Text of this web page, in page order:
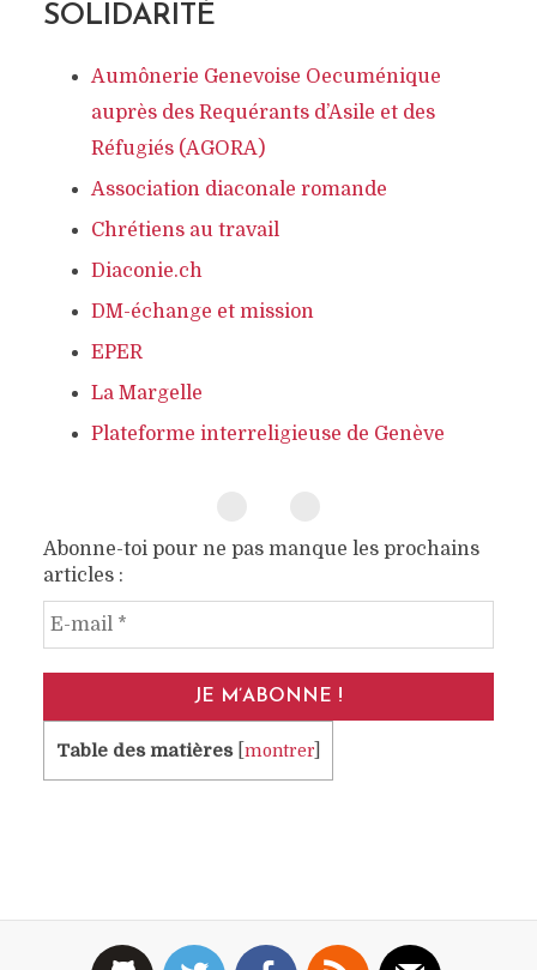
SOLIDARITÉ
Aumônerie Genevoise Oecuménique
auprès des Requérants d’Asile et des
Réfugiés (AGORA)
Association diaconale romande
Chrétiens au travail
Diaconie.ch
DM-échange et mission
EPER
La Margelle
Plateforme interreligieuse de Genève
Abonne-toi pour ne pas manque les prochains
articles :
E‑mail
Table des matières montrer]